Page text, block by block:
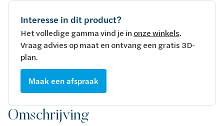
Interesse in dit product?
Het volledige gamma vind je in onze winkels.
Vraag advies op maat en ontvang een gratis 3D-
plan.
Maak een afspraak
Omschrijving